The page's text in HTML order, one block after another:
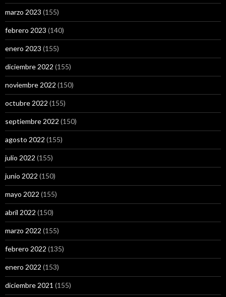
marzo 2023 (155)
febrero 2023 (140)
enero 2023 (155)
diciembre 2022 (155)
noviembre 2022 (150)
octubre 2022 (155)
septiembre 2022 (150)
agosto 2022 (155)
julio 2022 (155)
junio 2022 (150)
mayo 2022 (155)
abril 2022 (150)
marzo 2022 (155)
febrero 2022 (135)
enero 2022 (153)
diciembre 2021 (155)